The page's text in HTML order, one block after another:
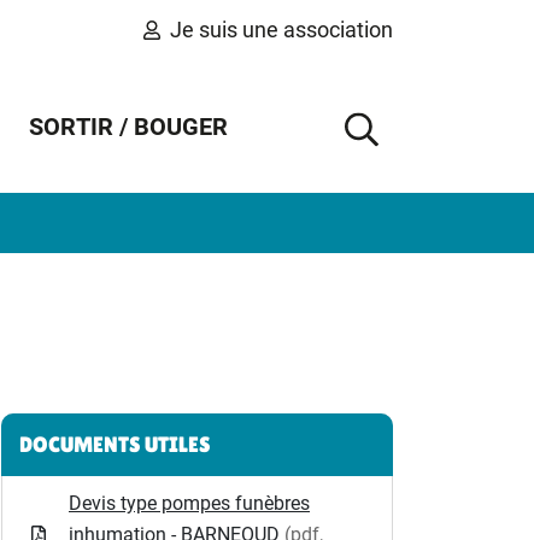
Je suis une association
SORTIR / BOUGER
AFFICHER
Informations complémentaires
DOCUMENTS UTILES
Devis type pompes funèbres
inhumation - BARNEOUD (pdf,